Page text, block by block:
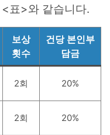
표>와 같습니다.
보상
횟수
건당 본인부
담금
2회 20%
2회 20%